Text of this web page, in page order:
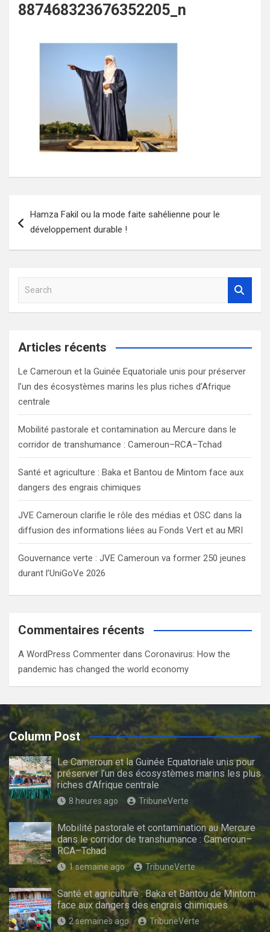
887468323676352205_n
de
Hamza Fakil ou la mode faite sahélienne pour le
développement durable !
a
c
Articles récents
Le Cameroun et la Guinée Equatoriale unis pour préserver
l’un des écosystèmes marins les plus riches d’Afrique
centrale
Mobilité pastorale et contamination au Mercure dans le
corridor de transhumance : Cameroun–RCA–Tchad
Santé et agriculture : Baka et Bantou de Mintom face aux
dangers des engrais chimiques
JVE Cameroun clarifie le rôle des médias et OSC dans la
diffusion des informations liées au Fonds Vert et au MRI
Gouvernance verte : JVE Cameroun va former 250 jeunes
durant l’UniGoVe 2026
Commentaires récents
A WordPress Commenter dans Coronavirus: How the
pandemic has changed the world economy
Column Post
Le Cameroun et la Guinée Equatoriale unis pour
préserver l’un des écosystèmes marins les plus
riches d’Afrique centrale
8 heures ago TribuneVerte
Mobilité pastorale et contamination au Mercure
dans le corridor de transhumance : Cameroun–
RCA–Tchad
1 semaine ago TribuneVerte
Santé et agriculture : Baka et Bantou de Mintom
face aux dangers des engrais chimiques
2 semaines ago TribuneVerte